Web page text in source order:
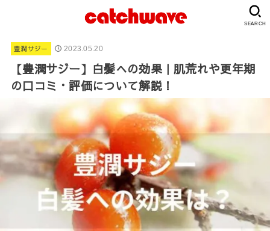
SEARCH
豊潤サジー 2023.05.20
【豊潤サジー】白髪への効果｜肌荒れや更年期
の口コミ・評価について解説！